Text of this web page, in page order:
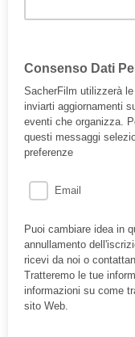
Consenso Dati
SacherFilm utilizzerà
inviarti aggiornamenti
eventi che organizza.
questi messaggi
preferenze
Email
Puoi cambiare idea in
annullamento
ricevi da noi o
Tratteremo le tue
informazioni su come
sito Web.